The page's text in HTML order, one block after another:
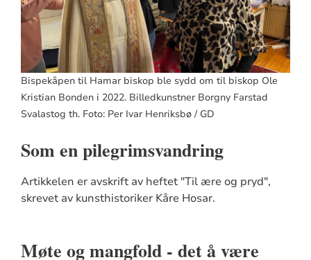
Bispekåpen til Hamar biskop ble sydd om til biskop Ole
Kristian Bonden i 2022. Billedkunstner Borgny Farstad
Svalastog th. Foto: Per Ivar Henriksbø / GD
Som en pilegrimsvandring
Artikkelen er avskrift av heftet "Til ære og pryd",
skrevet av kunsthistoriker Kåre Hosar.
Møte og mangfold - det å være